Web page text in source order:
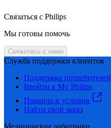
Связаться с Philips
Мы готовы помочь
Свяжитесь с нами
Служба поддержки клиентов
Поддержка потребителей
Ввойти в My Philips
Правила и условия
Найти свой заказ